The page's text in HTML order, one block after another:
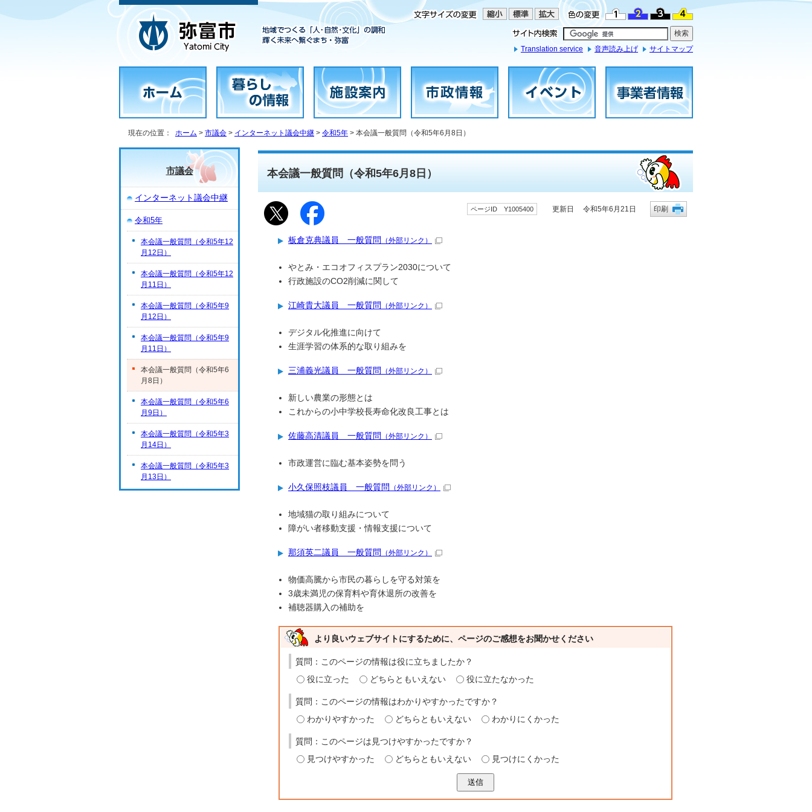
Translation service 音声読み上げ サイトマップ
現在の位置： ホーム > 市議会 > インターネット議会中継 > 令和5年 > 本会議一般質問（令和5年6月8日）
本会議一般質問（令和5年6月8日）
ページID Y1005400 更新日 令和5年6月21日 印刷
板倉克典議員 一般質問 （外部リンク）
やとみ・エコオフィスプラン2030について
行政施設のCO2削減に関して
江崎貴大議員 一般質問 （外部リンク）
デジタル化推進に向けて
生涯学習の体系的な取り組みを
三浦義光議員 一般質問 （外部リンク）
新しい農業の形態とは
これからの小中学校長寿命化改良工事とは
佐藤高清議員 一般質問 （外部リンク）
市政運営に臨む基本姿勢を問う
小久保照枝議員 一般質問 （外部リンク）
地域猫の取り組みについて
障がい者移動支援・情報支援について
那須英二議員 一般質問 （外部リンク）
物価高騰から市民の暮らしを守る対策を
3歳未満児の保育料や育休退所の改善を
補聴器購入の補助を
より良いウェブサイトにするために、ページのご感想をお聞かせください
質問：このページの情報は役に立ちましたか？
役に立った
どちらともいえない 役に立たなかった
質問：このページの情報はわかりやすかったですか？
わかりやすかった
どちらともいえない わかりにくかった
質問：このページは見つけやすかったですか？
見つけやすかった
どちらともいえない 見つけにくかった
送信
市議会
インターネット議会中継
令和5年
本会議一般質問（令和5年12
月12日）
本会議一般質問（令和5年12
月11日）
本会議一般質問（令和5年9
月12日）
本会議一般質問（令和5年9
月11日）
本会議一般質問（令和5年6
月8日）
本会議一般質問（令和5年6
月9日）
本会議一般質問（令和5年3
月14日）
本会議一般質問（令和5年3
月13日）